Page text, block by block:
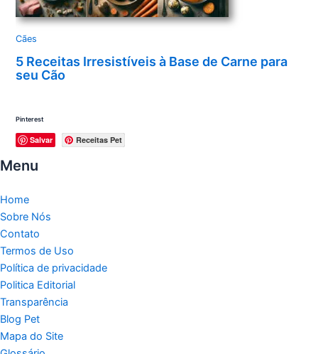
Cães
5 Receitas Irresistíveis à Base de Carne para
seu Cão
Pinterest
Salvar Receitas Pet
Menu
Home
Sobre Nós
Contato
Termos de Uso
Política de privacidade
Politica Editorial
Transparência
Blog Pet
Mapa do Site